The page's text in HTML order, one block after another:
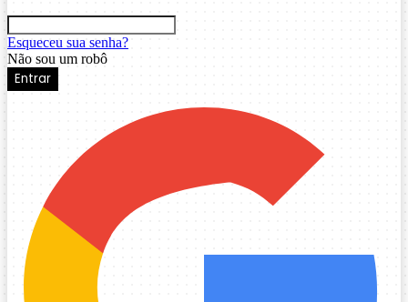
Esqueceu sua senha?
Não sou um robô
Entrar